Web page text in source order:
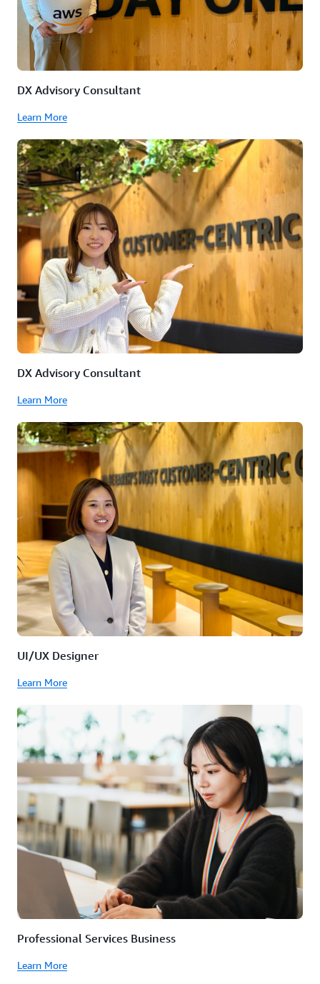
DX Advisory Consultant
Learn More
DX Advisory Consultant
Learn More
UI/UX Designer
Learn More
Professional Services Business
Learn More